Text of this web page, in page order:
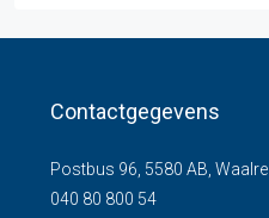
Contactgegevens
Postbus 96, 5580 AB, Waalre
040 80 800 54